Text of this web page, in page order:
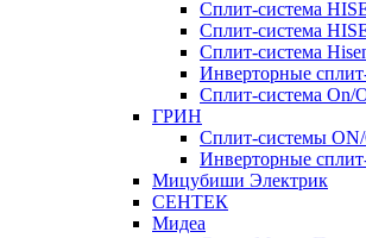
Сплит-система
Сплит-система
Сплит-система
Инверторные
Сплит-система On/
ГРИН
Сплит-системы
Инверторные
Мицубиши Электрик
СЕНТЕК
Мидеа